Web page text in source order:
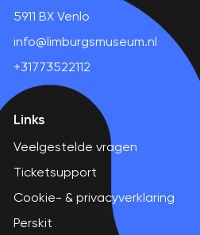
5911 BX Venlo
info@limburgsmuseum.nl
+31773522112
Links
Veelgestelde vragen
Ticketsupport
Cookie- & privacyverklaring
Perskit